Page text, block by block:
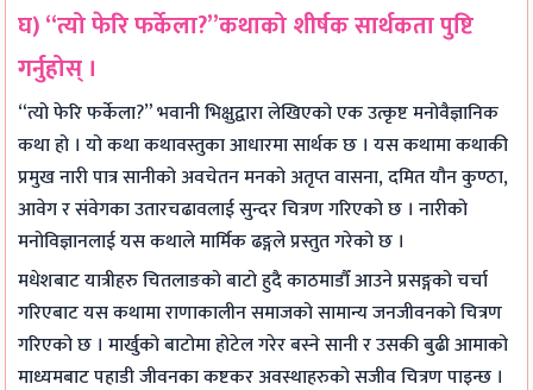
घ) “त्यो फेरि फर्केला?”कथाको शीर्षक सार्थकता पुष्टि
गर्नुहोस् ।
“त्यो फेरि फर्केला?” भवानी भिक्षुद्वारा लेखिएको एक उत्कृष्ट मनोवैज्ञानिक
कथा हो । यो कथा कथावस्तुका आधारमा सार्थक छ । यस कथामा कथाकी
प्रमुख नारी पात्र सानीको अवचेतन मनको अतृप्त वासना, दमित यौन कुण्ठा,
आवेग र संवेगका उतारचढावलाई सुन्दर चित्रण गरिएको छ । नारीको
मनोविज्ञानलाई यस कथाले मार्मिक ढङ्गले प्रस्तुत गरेको छ ।
मधेशबाट यात्रीहरु चितलाङको बाटो हुदै काठमाडौँ आउने प्रसङ्गको चर्चा
गरिएबाट यस कथामा राणाकालीन समाजको सामान्य जनजीवनको चित्रण
गरिएको छ । मार्खुको बाटोमा होटेल गरेर बस्ने सानी र उसकी बुढी आमाको
माध्यमबाट पहाडी जीवनका कष्टकर अवस्थाहरुको सजीव चित्रण पाइन्छ ।